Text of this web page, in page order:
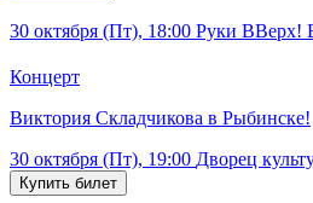
30 октября (Пт), 18:00 Руки ВВерх!
Концерт
Виктория Складчикова в Рыбинске!
30 октября (Пт), 19:00 Дворец